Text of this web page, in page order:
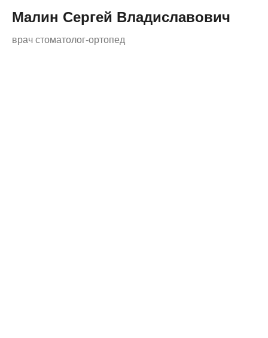
Малин Сергей Владиславович
врач стоматолог-ортопед